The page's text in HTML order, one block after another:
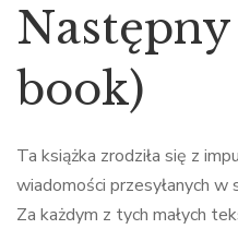
book)
Ta książka zrodziła się z
wiadomości przesyłanych w
Za każdym z tych małych